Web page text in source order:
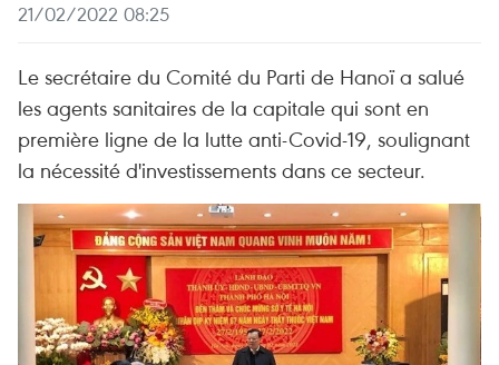
21/02/2022 08:25
Le secrétaire du Comité du Parti de Hanoï a salué
les agents sanitaires de la capitale qui sont en
première ligne de la lutte anti-Covid-19, soulignant
la nécessité d'investissements dans ce secteur.